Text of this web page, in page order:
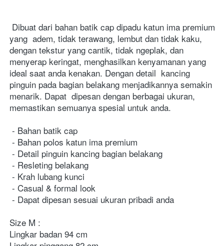
yang  adem, tidak terawang, lembut dan tidak kaku,
dengan tekstur yang cantik, tidak ngeplak, dan
menyerap keringat, menghasilkan kenyamanan yang
ideal saat anda kenakan. Dengan detail  kancing
pinguin pada bagian belakang menjadikannya semakin
menarik. Dapat  dipesan dengan berbagai ukuran,
memastikan semuanya spesial untuk anda.
- Casual & formal look
- Dapat dipesan sesuai ukuran pribadi anda
Size M :
Lingkar badan 94 cm